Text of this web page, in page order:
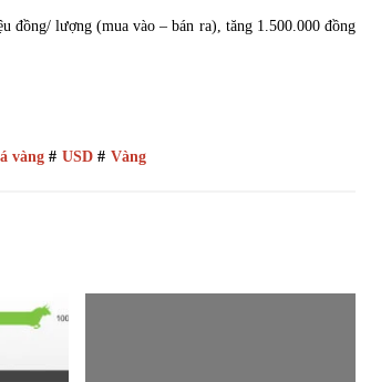
lượng (mua vào – bán ra), tăng 1.500.000 đồng
vàng # USD # Vàng